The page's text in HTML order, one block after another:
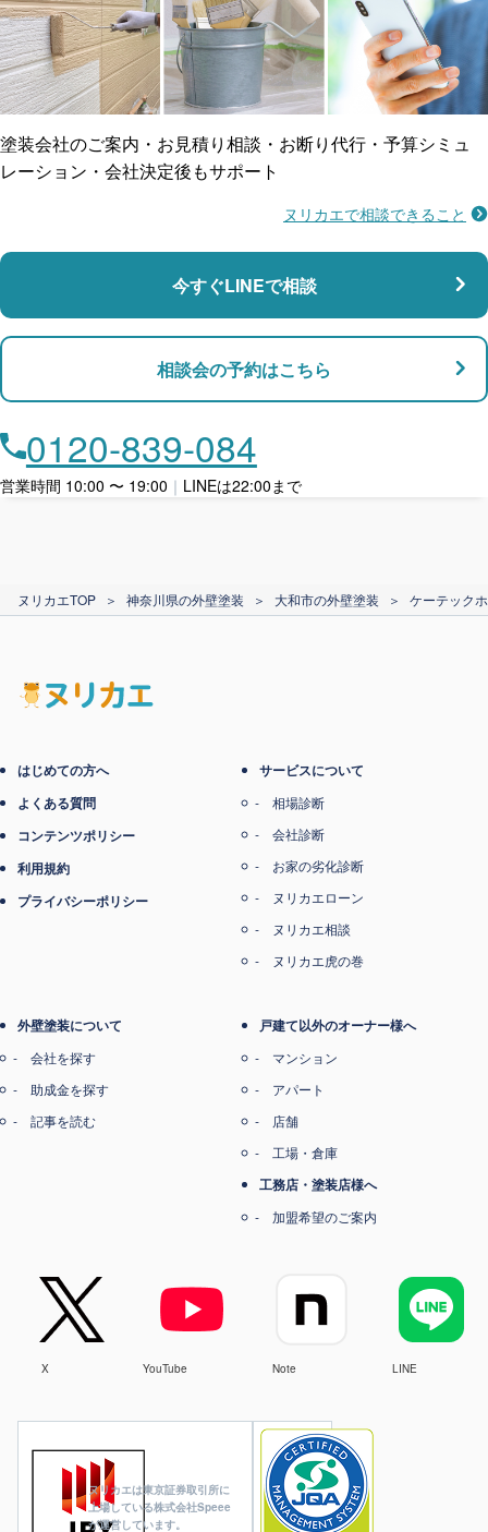
ご近所トラブルに
賠償保険
瑕疵保険
支払い対応
ローン利用
カード支払い
防水工事
マンション・アパート対応
店舗・事務所対応
塗装会社のご案内・お見積り相談・お断り代行・予算シミュ
レーション・会社決定後もサポート
ヌリカエで相談できること
今すぐLINEで相談
相談会の予約はこちら
0120-839-084
営業時間 10:00 〜 19:00 ｜ LINEは22:00まで
ヌリカエTOP ＞ 神奈川県の外壁塗装 ＞ 大和市の外壁塗装 ＞ ケーテック
ヌリカエは東京証券取引所に
上場している株式会社Speee
が運営しています。
はじめての方へ
よくある質問
コンテンツポリシー
利用規約
プライバシーポリシー
サービスについて
相場診断
会社診断
お家の劣化診断
ヌリカエローン
ヌリカエ相談
ヌリカエ虎の巻
外壁塗装について
会社を探す
助成金を探す
記事を読む
戸建て以外のオーナー様へ
マンション
アパート
店舗
工場・倉庫
工務店・塗装店様へ
加盟希望のご案内
X YouTube Note LINE